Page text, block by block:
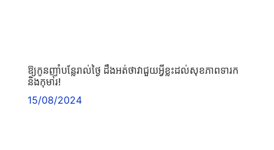
ឱ្យកូនញ៉ាំបន្លែរាល់ថ្ងៃ ដឹងអត់ថាវាជួយអ្វីខ្លះដល់សុខភាពទារក
និងកុមារ!
15/08/2024